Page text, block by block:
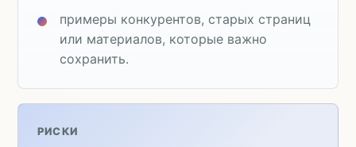
примеры конкурентов, старых страниц
или материалов, которые важно
сохранить.
РИСКИ